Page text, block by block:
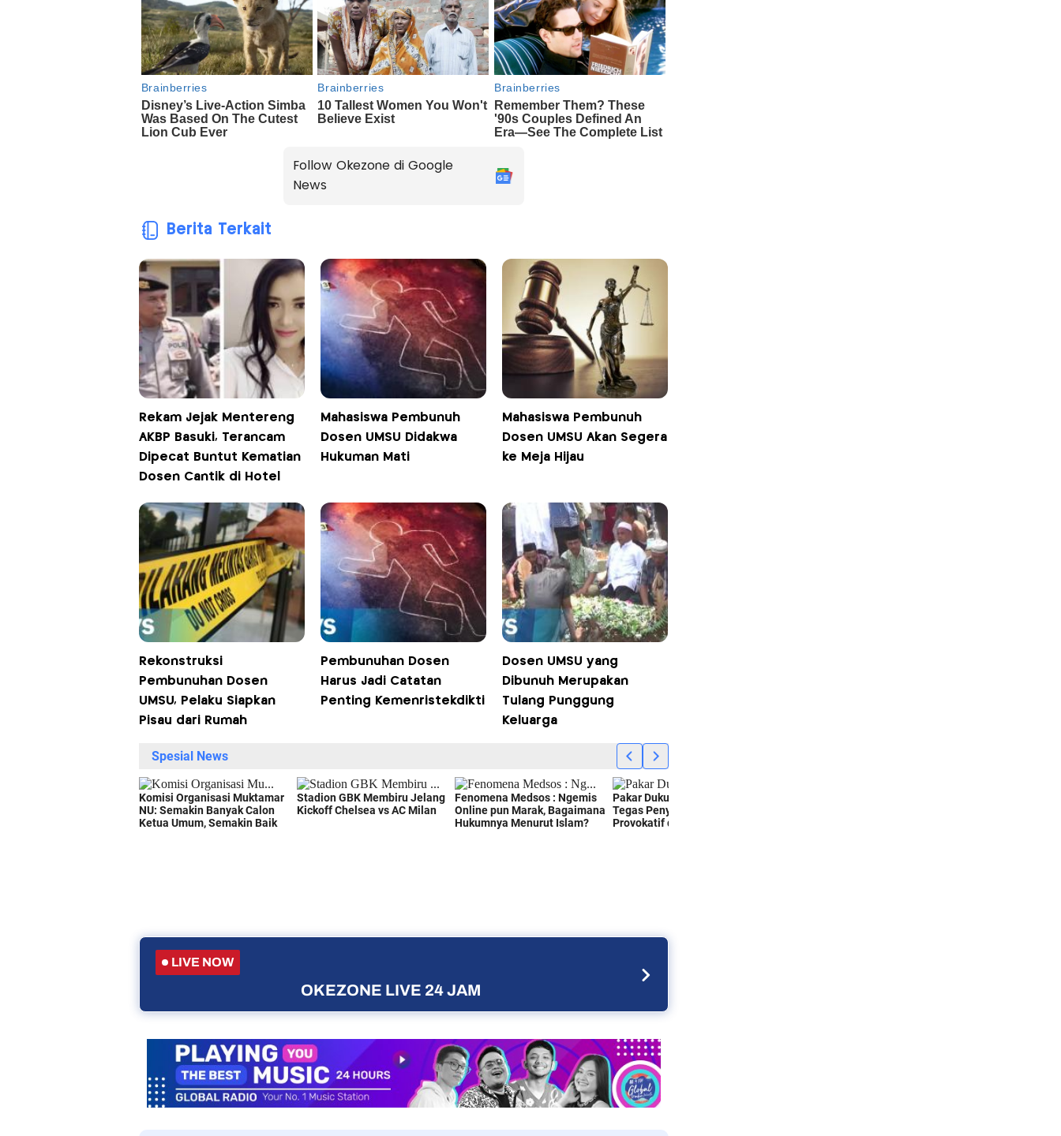
Follow Okezone di Google
News
Berita Terkait
Rekam Jejak Mentereng
AKBP Basuki, Terancam
Dipecat Buntut Kematian
Dosen Cantik di Hotel
Mahasiswa Pembunuh
Dosen UMSU Didakwa
Hukuman Mati
Mahasiswa Pembunuh
Dosen UMSU Akan Segera
ke Meja Hijau
Rekonstruksi
Pembunuhan Dosen
UMSU, Pelaku Siapkan
Pisau dari Rumah
Pembunuhan Dosen
Harus Jadi Catatan
Penting Kemenristekdikti
Dosen UMSU yang
Dibunuh Merupakan
Tulang Punggung
Keluarga
LIVE NOW
OKEZONE LIVE 24 JAM